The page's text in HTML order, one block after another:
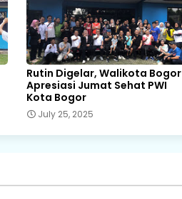
Rutin Digelar, Walikota Bogor
Apresiasi Jumat Sehat PWI
Kota Bogor
July 25, 2025